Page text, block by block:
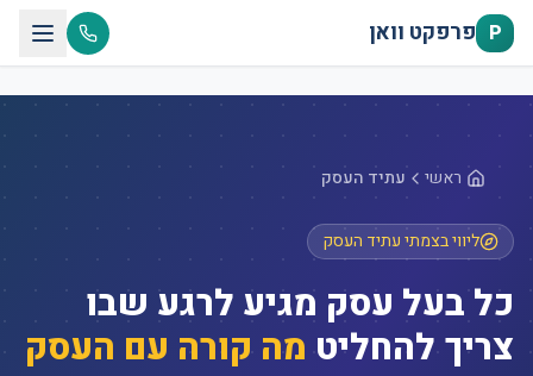
דלג לתוכן הראשי
P פרפקט וואן
ראשי עתיד העסק
ליווי בצמתי עתיד העסק
כל בעל עסק מגיע לרגע שבו
צריך להחליט מה קורה עם העסק